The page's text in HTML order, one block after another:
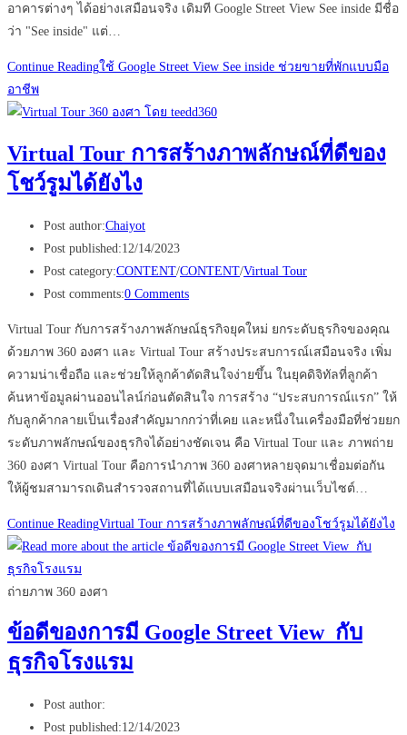
อาคารต่างๆ ได้อย่างเสมือนจริง เดิมที Google Street View See inside มีชื่อ
ว่า "See inside" แต่…
Continue Readingใช้ Google Street View See inside ช่วยขายที่พักแบบมือ
อาชีพ
Virtual Tour การสร้างภาพลักษณ์ที่ดีของ
โชว์รูมได้ยังไง
Post author:Chaiyot
Post published:12/14/2023
Post category:CONTENT/CONTENT/Virtual Tour
Post comments:0 Comments
Virtual Tour กับการสร้างภาพลักษณ์ธุรกิจยุคใหม่ ยกระดับธุรกิจของคุณ
ด้วยภาพ 360 องศา และ Virtual Tour สร้างประสบการณ์เสมือนจริง เพิ่ม
ความน่าเชื่อถือ และช่วยให้ลูกค้าตัดสินใจง่ายขึ้น ในยุคดิจิทัลที่ลูกค้า
ค้นหาข้อมูลผ่านออนไลน์ก่อนตัดสินใจ การสร้าง “ประสบการณ์แรก” ให้
กับลูกค้ากลายเป็นเรื่องสำคัญมากกว่าที่เคย และหนึ่งในเครื่องมือที่ช่วยยก
ระดับภาพลักษณ์ของธุรกิจได้อย่างชัดเจน คือ Virtual Tour และ ภาพถ่าย
360 องศา Virtual Tour คือการนำภาพ 360 องศาหลายจุดมาเชื่อมต่อกัน
ให้ผู้ชมสามารถเดินสำรวจสถานที่ได้แบบเสมือนจริงผ่านเว็บไซต์…
Continue ReadingVirtual Tour การสร้างภาพลักษณ์ที่ดีของโชว์รูมได้ยังไง
ถ่ายภาพ 360 องศา
ข้อดีของการมี Google Street View กับ
ธุรกิจโรงแรม
Post author:
Post published:12/14/2023